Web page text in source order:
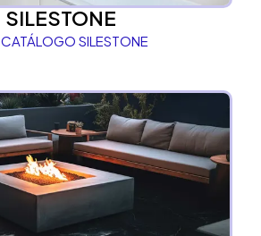
SILESTONE
CATÁLOGO SILESTONE